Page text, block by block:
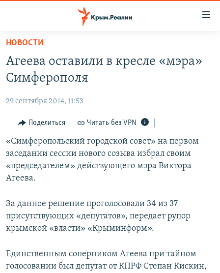
Вернуться
основному
содержанию
Вернутся
навигации
Вернутся
поиску
СПЕЦПРОЕКТЫ
КАРТА ВОЕННЫХ ОБЪЕКТОВ КРЫМА
11 ЛЕТ ОККУПАЦИИ КРЫМА. 11 ИСТОРИЙ СОПРОТИВЛЕНИЯ
ИСТОРИЯ
ЕЩЕ
ИНТЕРАКТИВ
ИНФОГРАФИКА
ТЕЛЕПРОЕКТ КРЫМ.РЕАЛИИ
ПОБЕДИТЕЛЕЙ НЕ СУДЯТ?
ELIFBE
РАДІО СВОБОДА
КАК ОБОЙТИ БЛОКИРОВКУ
Qırımtatar
ПРИСОЕДИНЯЙТЕСЬ!
НОВОСТИ
Агеева оставили в кресле «мэра»
Симферополя
29 сентября 2014, 11:53
Поделиться Читать без VPN
«Симферопольский городской совет» на первом
заседании сессии нового созыва избрал своим
«председателем» действующего мэра Виктора
Агеева.
За данное решение проголосовали 34 из 37
присутствующих «депутатов», передает рупор
крымской «власти» «Крыминформ».
Единственным соперником Агеева при тайном
голосовании был депутат от КПРФ Степан Кискин,